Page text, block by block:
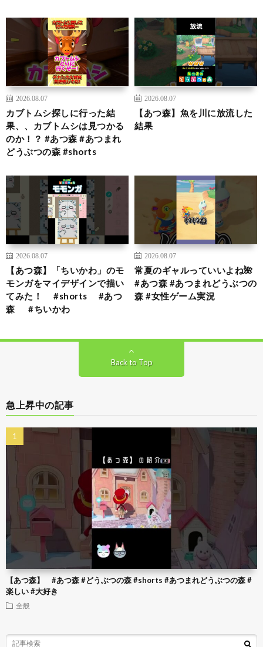
2026.08.07
カブトムシ探しに行った結
果、、カブトムシは見つかる
のか！？ #あつ森 #あつまれ
どうぶつの森 #shorts
2026.08.07
【あつ森】魚を川に放流した
結果
2026.08.07
【あつ森】「ちいかわ」のモ
モンガをマイデザインで描い
てみた！ #shorts #あつ
森 #ちいかわ
2026.08.07
常夏のギャルっていいよね🌺
#あつ森 #あつまれどうぶつの
森 #女性ゲーム実況
Back to Top
急上昇中の記事
【あつ森】 #あつ森 #どうぶつの森 #shorts #あつまれどうぶつの森 #
楽しい #大好き
全般